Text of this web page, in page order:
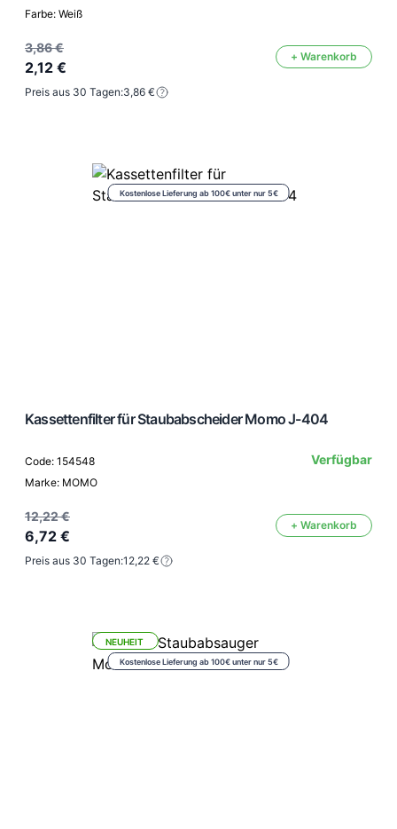
Farbe: Weiß
3,86 €
2,12 €
+ Warenkorb
Preis aus 30 Tagen:3,86 €
Kostenlose Lieferung ab 100€ unter nur 5€
Kassettenfilter für Staubabscheider Momo J-404
Code: 154548
Marke: MOMO
Verfügbar
12,22 €
6,72 €
+ Warenkorb
Preis aus 30 Tagen:12,22 €
Kostenlose Lieferung ab 100€ unter nur 5€
NEUHEIT